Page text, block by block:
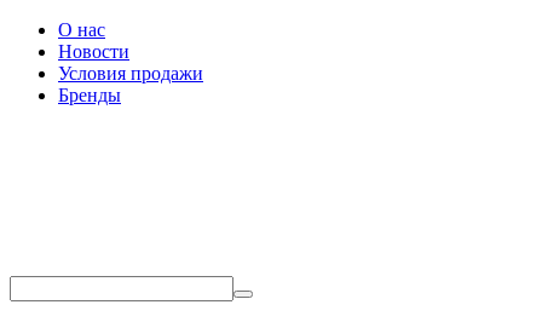
О нас
Новости
Условия продажи
Бренды